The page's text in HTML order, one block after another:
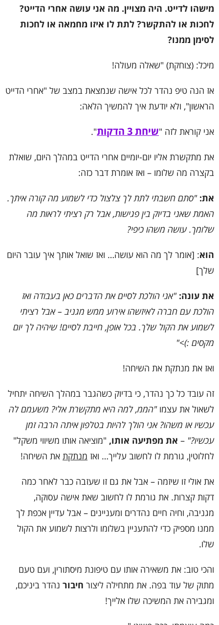
מישהו לדייט. היה מצויין. מה אני עושה אחרי הדייט?
לחכות או להתקשר? לתת לו איזו מחמאה או לחכות
לסימן ממנו?
מיכל: (צוחקת) "שאלה מעולה!
אז הנה טיפ נהדר לכל אישה שנמצאת במצב של "אחרי הדייט
הראשון", ולא יודעת איך להמשיך הלאה:
אני קוראת לזה "שיחת 3 הדקות ".
את מתקשרת אליו יום-יומיים אחרי הדייט במהלך היום, שואלת
בקצרה מה שלומו – ואז אומרת דבר כזה:
את: "סתם חשבתי לתת לך צלצול כדי לשמוע מה קורה איתך.
האמת שאני בדיוק בין פגישות, אבל רק רציתי לראות מה
שלומך. עושה משהו כיפי?
הוא: [אומר לך מה הוא עושה… ואז שואל אותך איך עובר היום
שלך]
את עונה: "אני הולכת לסיים את הדברים כאן בעבודה ואז
הולכת עם חברה לאיזשהו אירוע ממש מגניב – אבל רציתי
לשמוע את הקול שלך. בכל אופן, חייבת לסיים! שיהיה לך יום
מקסים :)>"
ואז את מנתקת את השיחה!
זה עובד כל כך נהדר, כי בדיוק כשהגבר במהלך השיחה יתחיל
לשאול את עצמו"הממ, למה היא מתקשרת אלי? משעמם לה
עכשיו או משהו? אני הולך להיות בטלפון איתה הרבה זמן
עכשיו?" – את מפתיעה אותו, "מוציאה אותו משיווי משקל"
לחלוטין, גורמת לו לחשוב עלייך… ואז מנתקת את השיחה!
את אולי זו שיזמה – אבל את גם זו שעזבה כבר לאחר כמה
דקות קצרות. את גורמת לו לחשוב שאת אישה עסוקה,
מגניבה, וחיה חיים נהדרים ומעניינים – אבל עדיין אכפת לך
ממנו מספיק כדי להתעניין בשלומו ולרצות לשמוע את הקול
שלו.
והכי טוב: את משאירה אותו עם טיפונת מיסתורין, ועם טעם
מתוק של עוד בפה. את מתחילה ליצור חיבור נהדר ביניכם,
ומגבירה את המשיכה שלו אלייך!